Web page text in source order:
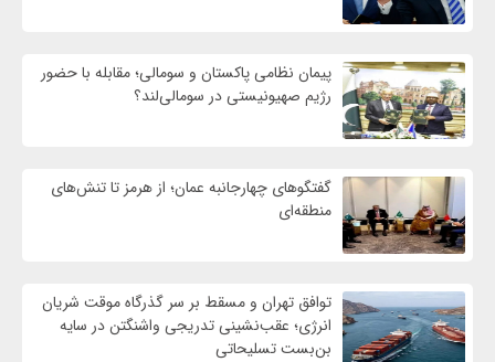
پیمان نظامی پاکستان و سومالی؛ مقابله با حضور
رژيم صهیونیستی در سومالی‌لند؟
گفتگوهای چهارجانبه عمان؛ از هرمز تا تنش‌های
منطقه‌ای
توافق تهران و مسقط بر سر گذرگاه موقت شریان
انرژی؛ عقب‌نشینی تدریجی واشنگتن در سایه
بن‌بست تسلیحاتی